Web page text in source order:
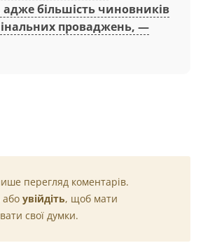
адже більшість чиновників
проваджень, —
перегляд коментарів.
або увійдіть, щоб мати
свої думки.